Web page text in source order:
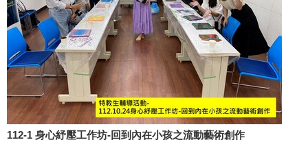
112-1 身心紓壓工作坊-回到內在小孩之流動藝術創作